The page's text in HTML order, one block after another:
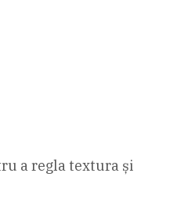
a regla textura și